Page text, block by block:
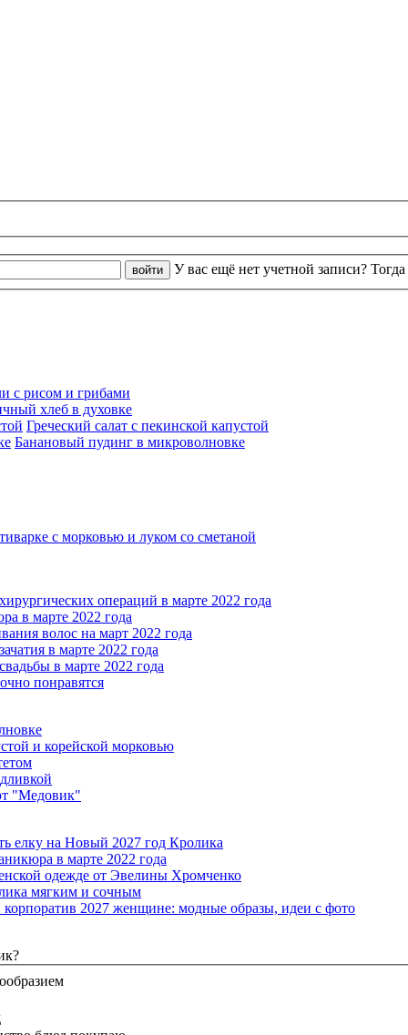
У вас ещё нет учетной записи? Тогда
с рисом и грибами
хлеб в духовке
Греческий салат с пекинской капустой
Банановый пудинг в микроволновке
с морковью и луком со сметаной
операций в марте 2022 года
в марте 2022 года
волос на март 2022 года
в марте 2022 года
в марте 2022 года
понравятся
и корейской морковью
"Медовик"
елку на Новый 2027 год Кролика
в марте 2022 года
одежде от Эвелины Хромченко
мягким и сочным
корпоратив 2027 женщине: модные образы, идеи с фото